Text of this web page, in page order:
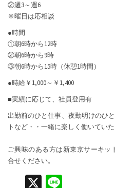
②週3～週6
※曜日は応相談
●時間
①朝6時から12時
②朝6時から9時
③朝6時から15時（休憩1時間）
●時給￥1,000～￥1,400
■実績に応じて、社員登用有
出勤前のひと仕事、夜勤明けのひ
トなど・・一緒に楽しく働いてい
ご興味のある方は新東京サーキッ
合せください。
X